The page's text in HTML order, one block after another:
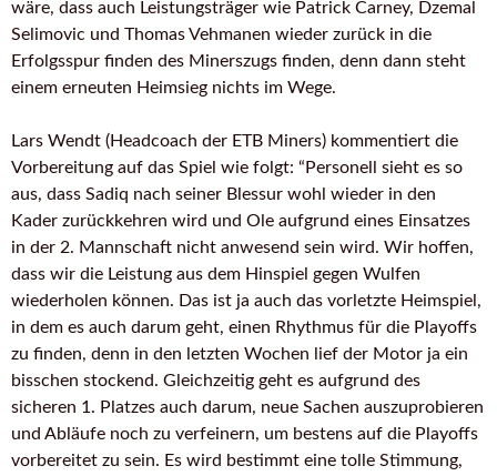
wäre, dass auch Leistungsträger wie Patrick Carney, Dzemal
Selimovic und Thomas Vehmanen wieder zurück in die
Erfolgsspur finden des Minerszugs finden, denn dann steht
einem erneuten Heimsieg nichts im Wege.
Lars Wendt (Headcoach der ETB Miners) kommentiert die
Vorbereitung auf das Spiel wie folgt: “Personell sieht es so
aus, dass Sadiq nach seiner Blessur wohl wieder in den
Kader zurückkehren wird und Ole aufgrund eines Einsatzes
in der 2. Mannschaft nicht anwesend sein wird. Wir hoffen,
dass wir die Leistung aus dem Hinspiel gegen Wulfen
wiederholen können. Das ist ja auch das vorletzte Heimspiel,
in dem es auch darum geht, einen Rhythmus für die Playoffs
zu finden, denn in den letzten Wochen lief der Motor ja ein
bisschen stockend. Gleichzeitig geht es aufgrund des
sicheren 1. Platzes auch darum, neue Sachen auszuprobieren
und Abläufe noch zu verfeinern, um bestens auf die Playoffs
vorbereitet zu sein. Es wird bestimmt eine tolle Stimmung,